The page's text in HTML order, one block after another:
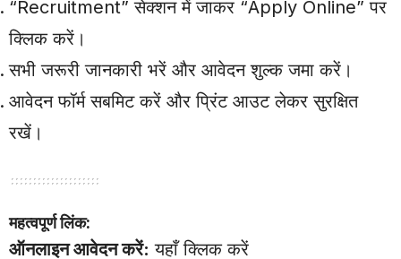
“Recruitment” सेक्शन में जाकर “Apply Online” पर
क्लिक करें।
सभी जरूरी जानकारी भरें और आवेदन शुल्क जमा करें।
आवेदन फॉर्म सबमिट करें और प्रिंट आउट लेकर सुरक्षित
रखें।
महत्वपूर्ण लिंक:
ऑनलाइन आवेदन करें: यहाँ क्लिक करें